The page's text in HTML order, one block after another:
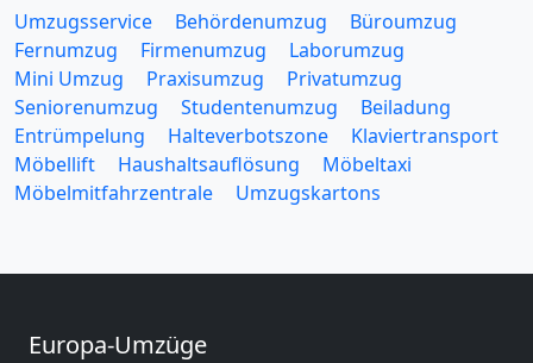
Umzugsservice Behördenumzug
Büroumzug
Fernumzug
Firmenumzug
Laborumzug
Mini Umzug
Praxisumzug
Privatumzug
Seniorenumzug
Studentenumzug
Beiladung
Entrümpelung
Halteverbotszone
Klaviertransport
Möbellift
Haushaltsauflösung
Möbeltaxi
Möbelmitfahrzentrale
Umzugskartons
Europa-Umzüge